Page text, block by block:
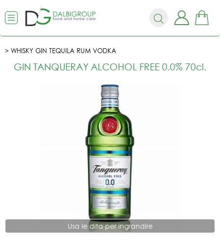
WHISKY GIN TEQUILA RUM VODKA
GIN TANQUERAY ALCOHOL FREE 0.0% 70cl.
Usa le dita per ingrandire